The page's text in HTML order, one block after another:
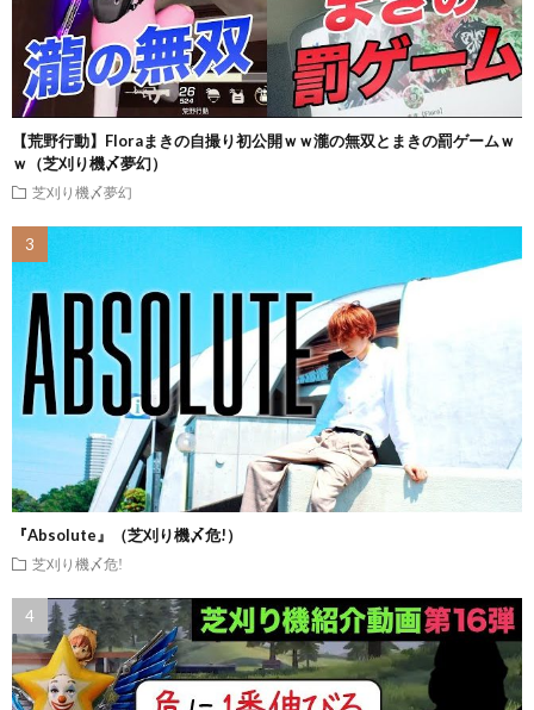
【荒野行動】Floraまきの自撮り初公開ｗｗ瀧の無双とまきの罰ゲームｗ
ｗ（芝刈り機〆夢幻）
芝刈り機〆夢幻
『Absolute』（芝刈り機〆危!）
芝刈り機〆危!